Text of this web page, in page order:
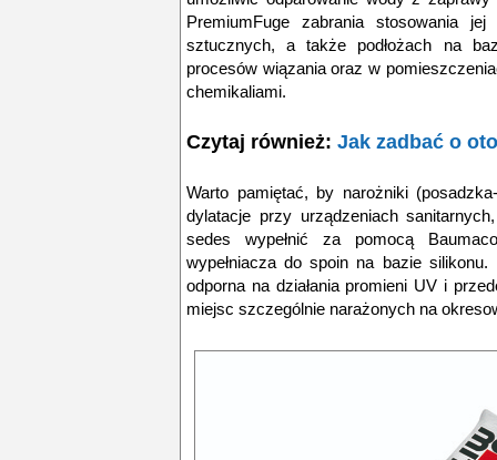
PremiumFuge zabrania stosowania
sztucznych, a także podłożach na
procesów wiązania oraz w
chemikaliami.
Czytaj również: Jak zadbać o
Warto pamiętać, by narożniki
dylatacje przy urządzeniach
sedes wypełnić za pomocą
wypełniacza do spoin na bazie
odporna na działania promieni UV i
miejsc szczególnie narażonych na